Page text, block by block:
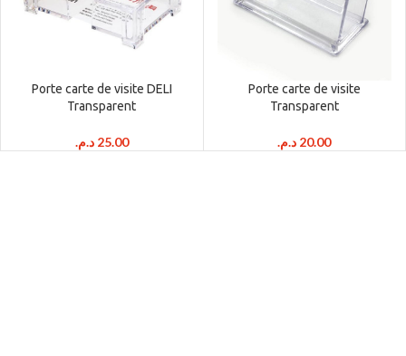
Porte carte de visite DELI
Transparent
25.00 د.م.
Porte carte de visite
Transparent
20.00 د.م.